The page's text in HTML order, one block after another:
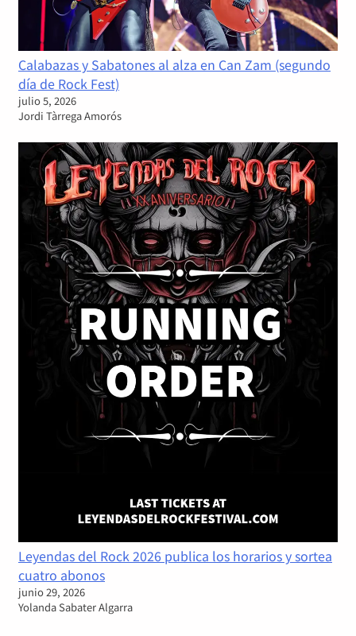
Calabazas y Sabatones al alza en Can Zam (segundo
día de Rock Fest)
julio 5, 2026
Jordi Tàrrega Amorós
Leyendas del Rock 2026 publica los horarios y sortea
cuatro abonos
junio 29, 2026
Yolanda Sabater Algarra